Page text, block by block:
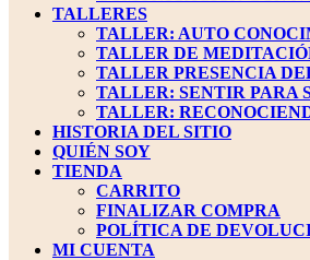
TALLERES
TALLER: AUTO
TALLER DE
TALLER PRESENCIA
TALLER: SENTIR PARA
TALLER:
HISTORIA DEL SITIO
QUIÉN SOY
TIENDA
CARRITO
FINALIZAR COMPRA
POLÍTICA DE
MI CUENTA